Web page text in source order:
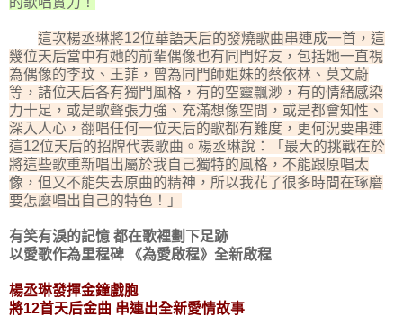
這次楊丞琳將12位華語天后的發燒歌曲串連成一首，這
幾位天后當中有她的前輩偶像也有同門好友，包括她一直視
為偶像的李玟、王菲，曾為同門師姐妹的蔡依林、莫文蔚
等，諸位天后各有獨門風格，有的空靈飄渺，有的情緒感染
力十足，或是歌聲張力強、充滿想像空間，或是都會知性、
深入人心，翻唱任何一位天后的歌都有難度，更何況要串連
這12位天后的招牌代表歌曲。楊丞琳說：「最大的挑戰在於
將這些歌重新唱出屬於我自己獨特的風格，不能跟原唱太
像，但又不能失去原曲的精神，所以我花了很多時間在琢磨
要怎麼唱出自己的特色！」
有笑有淚的記憶 都在歌裡劃下足跡
以愛歌作為里程碑 《為愛啟程》全新啟程
楊丞琳發揮金鐘戲胞
將12首天后金曲 串連出全新愛情故事